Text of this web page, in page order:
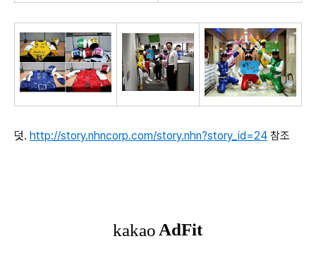
덧. http://story.nhncorp.com/story.nhn?story_id=24 참조